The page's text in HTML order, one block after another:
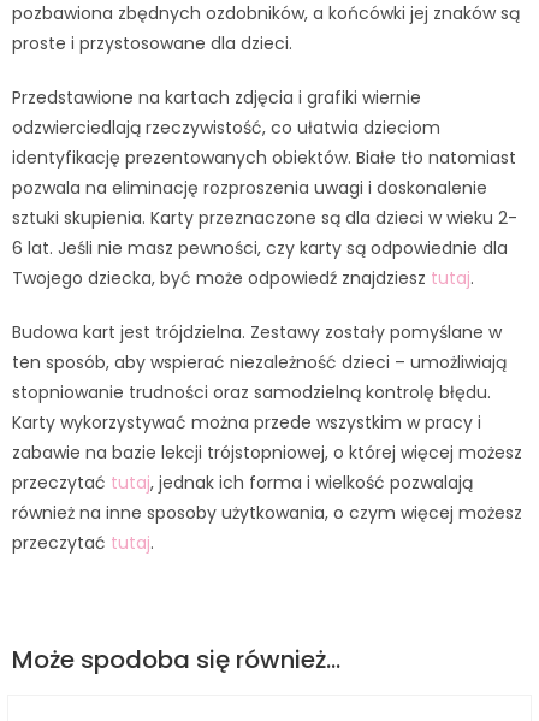
pozbawiona zbędnych ozdobników, a końcówki jej znaków są
proste i przystosowane dla dzieci.
Przedstawione na kartach zdjęcia i grafiki wiernie
odzwierciedlają rzeczywistość, co ułatwia dzieciom
identyfikację prezentowanych obiektów. Białe tło natomiast
pozwala na eliminację rozproszenia uwagi i doskonalenie
sztuki skupienia. Karty przeznaczone są dla dzieci w wieku 2-
6 lat. Jeśli nie masz pewności, czy karty są odpowiednie dla
Twojego dziecka, być może odpowiedź znajdziesz tutaj.
Budowa kart jest trójdzielna. Zestawy zostały pomyślane w
ten sposób, aby wspierać niezależność dzieci – umożliwiają
stopniowanie trudności oraz samodzielną kontrolę błędu.
Karty wykorzystywać można przede wszystkim w pracy i
zabawie na bazie lekcji trójstopniowej, o której więcej możesz
przeczytać tutaj, jednak ich forma i wielkość pozwalają
również na inne sposoby użytkowania, o czym więcej możesz
przeczytać tutaj.
Może spodoba się również…